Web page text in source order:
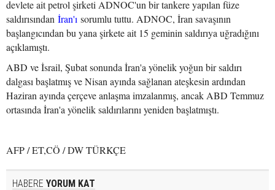
devlete ait petrol şirketi ADNOC'un bir tankere yapılan füze
saldırısından İran'ı sorumlu tuttu. ADNOC, İran savaşının
başlangıcından bu yana şirkete ait 15 geminin saldırıya uğradığını
açıklamıştı.
ABD ve İsrail, Şubat sonunda İran'a yönelik yoğun bir saldırı
dalgası başlatmış ve Nisan ayında sağlanan ateşkesin ardından
Haziran ayında çerçeve anlaşma imzalanmış, ancak ABD Temmuz
ortasında İran'a yönelik saldırılarını yeniden başlatmıştı.
AFP / ET,CÖ / DW TÜRKÇE
HABERE YORUM KAT